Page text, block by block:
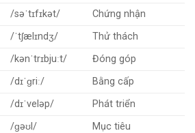
/səˈtɪfɪkət/
Chứng nhận
/ˈtʃælɪndʒ/
Thử thách
/kənˈtrɪbjuːt/
Đóng góp
/dɪˈɡriː/
Bằng cấp
/dɪˈveləp/
Phát triển
/ɡəʊl/
Mục tiêu